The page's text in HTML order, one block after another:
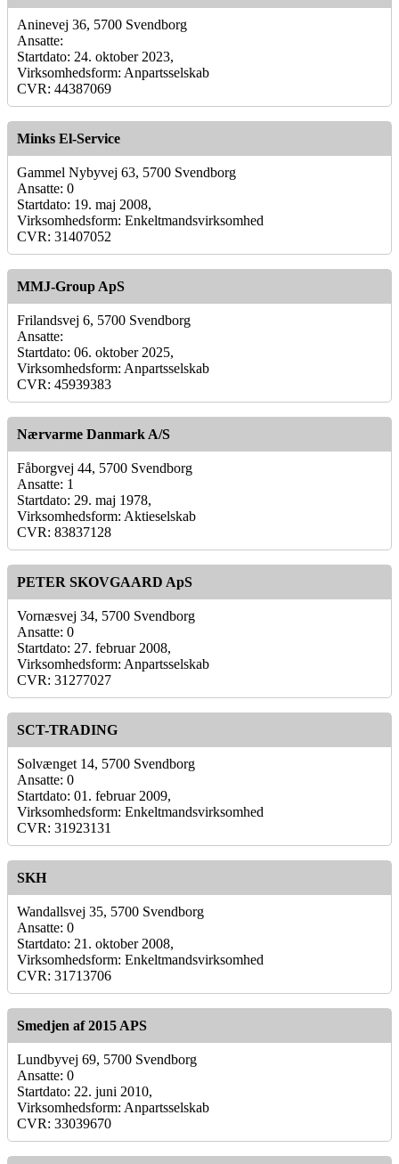
Aninevej 36, 5700 Svendborg
Ansatte:
Startdato: 24. oktober 2023,
Virksomhedsform: Anpartsselskab
CVR: 44387069
Minks El-Service
Gammel Nybyvej 63, 5700 Svendborg
Ansatte: 0
Startdato: 19. maj 2008,
Virksomhedsform: Enkeltmandsvirksomhed
CVR: 31407052
MMJ-Group ApS
Frilandsvej 6, 5700 Svendborg
Ansatte:
Startdato: 06. oktober 2025,
Virksomhedsform: Anpartsselskab
CVR: 45939383
Nærvarme Danmark A/S
Fåborgvej 44, 5700 Svendborg
Ansatte: 1
Startdato: 29. maj 1978,
Virksomhedsform: Aktieselskab
CVR: 83837128
PETER SKOVGAARD ApS
Vornæsvej 34, 5700 Svendborg
Ansatte: 0
Startdato: 27. februar 2008,
Virksomhedsform: Anpartsselskab
CVR: 31277027
SCT-TRADING
Solvænget 14, 5700 Svendborg
Ansatte: 0
Startdato: 01. februar 2009,
Virksomhedsform: Enkeltmandsvirksomhed
CVR: 31923131
SKH
Wandallsvej 35, 5700 Svendborg
Ansatte: 0
Startdato: 21. oktober 2008,
Virksomhedsform: Enkeltmandsvirksomhed
CVR: 31713706
Smedjen af 2015 APS
Lundbyvej 69, 5700 Svendborg
Ansatte: 0
Startdato: 22. juni 2010,
Virksomhedsform: Anpartsselskab
CVR: 33039670